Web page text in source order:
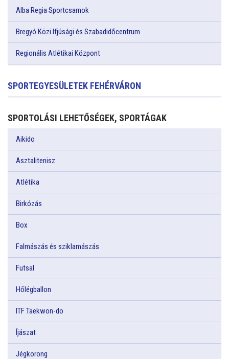
Alba Regia Sportcsarnok
Bregyó Közi Ifjúsági és Szabadidőcentrum
Regionális Atlétikai Központ
SPORTEGYESÜLETEK FEHÉRVÁRON
SPORTOLÁSI LEHETŐSÉGEK, SPORTÁGAK
Aikido
Asztalitenisz
Atlétika
Birkózás
Box
Falmászás és sziklamászás
Futsal
Hőlégballon
ITF Taekwon-do
Íjászat
Jégkorong